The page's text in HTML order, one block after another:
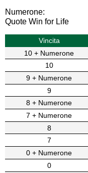
Numerone:
Quote Win for Life
Vincita
10 + Numerone
10
9 + Numerone
9
8 + Numerone
7 + Numerone
8
7
0 + Numerone
0